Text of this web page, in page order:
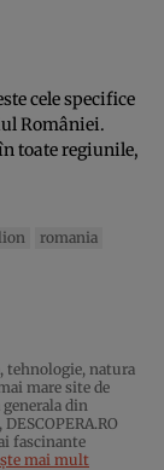
cele specifice
României.
toate regiunile,
romania
tehnologie, natura
mare site de
din
fascinante
mai mult